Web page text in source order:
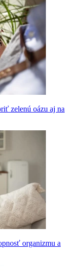
zelenú oázu aj na
organizmu a